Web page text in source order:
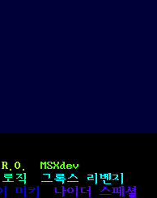
MSXdev
직
그록스 리벤지
미키 나이더 스페셜